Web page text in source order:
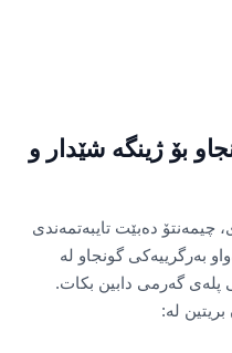
بۆ ژینگە شێدار و
چیمەنتۆ دەبێت تایبەتمەندی
بەرگرییەکی گونجاو لە
پلەی گەرمی دابین بکات.
لە: